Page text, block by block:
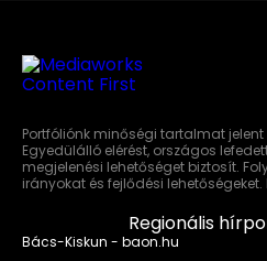
Portfóliónk minőségi tartalmat
Egyedülálló elérést, országos
megjelenési lehetőséget biztosít.
irányokat és fejlődési lehetőségeket.
Regionális
Bács-Kiskun - baon.hu